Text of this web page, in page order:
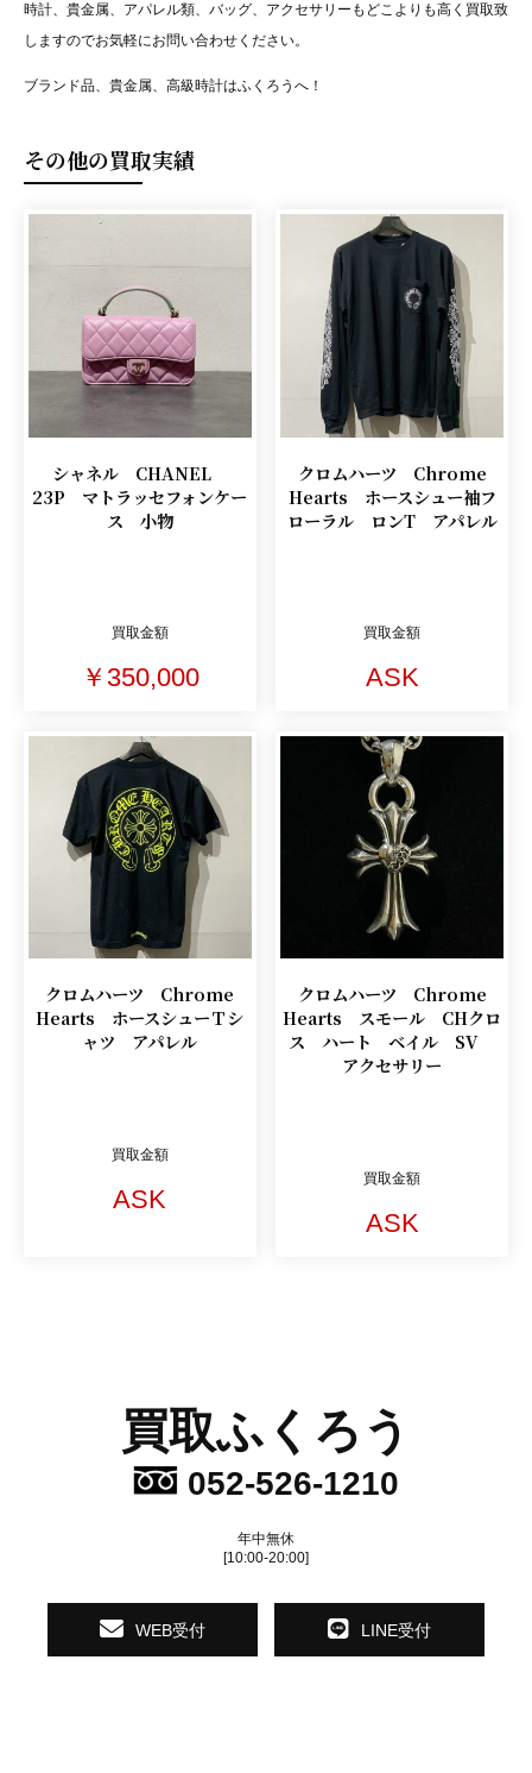
時計、貴金属、アパレル類、バッグ、アクセサリーもどこよりも高く買取致
しますのでお気軽にお問い合わせください。
ブランド品、貴金属、高級時計はふくろうへ！
その他の買取実績
シャネル CHANEL
23P マトラッセフォンケー
ス 小物
買取金額
￥350,000
クロムハーツ Chrome
Hearts ホースシュー袖フ
ローラル ロンT アパレル
買取金額
ASK
クロムハーツ Chrome
Hearts ホースシューＴシ
ャツ アパレル
買取金額
ASK
クロムハーツ Chrome
Hearts スモール CHクロ
ス ハート ベイル SV
アクセサリー
買取金額
ASK
買取ふくろう
052-526-1210
年中無休
[10:00-20:00]
WEB受付 LINE受付